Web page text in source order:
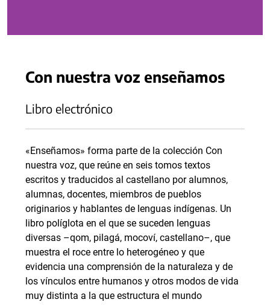
Con nuestra voz enseñamos
Libro electrónico
«Enseñamos» forma parte de la colección Con
nuestra voz, que reúne en seis tomos textos
escritos y traducidos al castellano por alumnos,
alumnas, docentes, miembros de pueblos
originarios y hablantes de lenguas indígenas. Un
libro políglota en el que se suceden lenguas
diversas –qom, pilagá, mocoví, castellano–, que
muestra el roce entre lo heterogéneo y que
evidencia una comprensión de la naturaleza y de
los vínculos entre humanos y otros modos de vida
muy distinta a la que estructura el mundo